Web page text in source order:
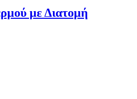
με Διατομή